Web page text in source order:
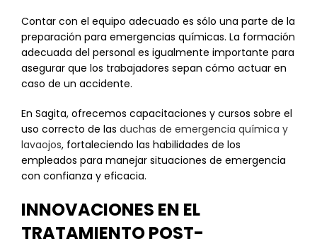
Contar con el equipo adecuado es sólo una parte de la
preparación para emergencias químicas. La formación
adecuada del personal es igualmente importante para
asegurar que los trabajadores sepan cómo actuar en
caso de un accidente.
En Sagita, ofrecemos capacitaciones y cursos sobre el
uso correcto de las duchas de emergencia química y
lavaojos, fortaleciendo las habilidades de los
empleados para manejar situaciones de emergencia
con confianza y eficacia.
INNOVACIONES EN EL
TRATAMIENTO POST-